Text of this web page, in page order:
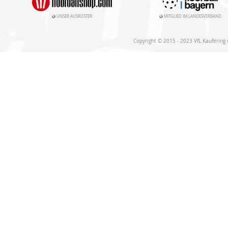
UNSER AUSRÜSTER MITGLIED IM LANDESVERBAND
Copyright © 2015 - 2023 VfL